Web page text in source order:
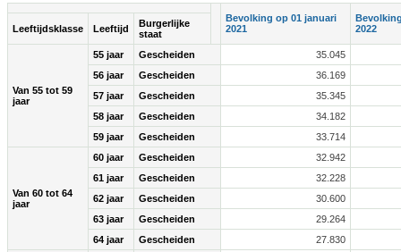
Bevolking op 01 januari
2021
2022
Leeftijdsklasse Leeftijd
Burgerlijke
staat
Van 55 tot 59
jaar
55 jaar Gescheiden
35.045
56 jaar
Gescheiden
36.169
57 jaar
Gescheiden
35.345
58 jaar
Gescheiden
34.182
59 jaar
Gescheiden 33.714
Van 60 tot 64
jaar
60 jaar Gescheiden
32.942
61 jaar
Gescheiden
32.228
62 jaar
Gescheiden
30.600
63 jaar
Gescheiden
29.264
64 jaar
Gescheiden 27.830